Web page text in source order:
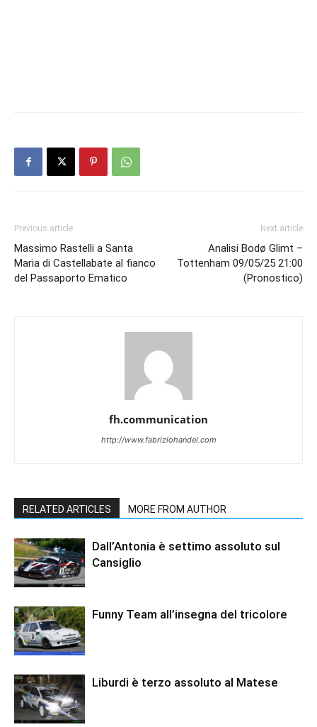
Previous article
Massimo Rastelli a Santa
Maria di Castellabate al fianco
del Passaporto Ematico
Next article
Analisi Bodø Glimt –
Tottenham 09/05/25 21:00
(Pronostico)
fh.communication
http://www.fabriziohandel.com
RELATED ARTICLES MORE FROM AUTHOR
Dall’Antonia è settimo assoluto sul
Cansiglio
Funny Team all’insegna del tricolore
Liburdi è terzo assoluto al Matese